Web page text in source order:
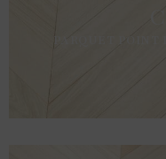
PARQUET POINT